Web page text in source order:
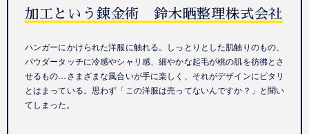
加工という錬金術 鈴木晒整理株式会社
ハンガーにかけられた洋服に触れる。しっとりとした肌触りのもの、
パウダータッチに冷感やシャリ感、細やかな起毛が桃の肌を彷彿とさ
せるもの…さまざまな風合いが手に楽しく、それがデザインにピタリ
とはまっている。思わず「この洋服は売ってないんですか？」と聞い
てしまった。